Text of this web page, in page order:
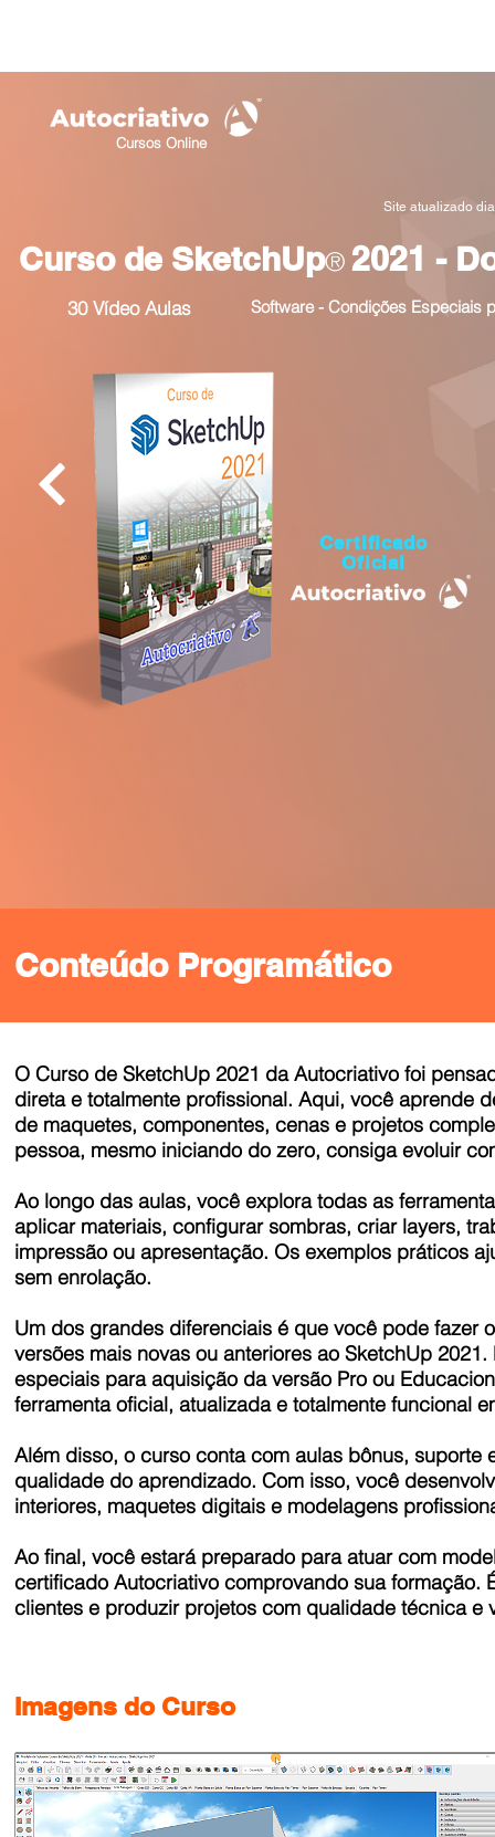
Cursos Online
Curso de SketchUp® 2021 -
30 Vídeo Aulas Software - Condições Especiais
Certificado
Oficial
Conteúdo Programático
O Curso de SketchUp 2021 da Autocriativo foi
direta e totalmente profissional. Aqui, você aprende
de maquetes, componentes, cenas e projetos
pessoa, mesmo iniciando do zero, consiga evoluir
Ao longo das aulas, você explora todas as
aplicar materiais, configurar sombras, criar layers,
impressão ou apresentação. Os exemplos práticos
sem enrolação.
Um dos grandes diferenciais é que você pode fazer
versões mais novas ou anteriores ao SketchUp
especiais para aquisição da versão Pro ou
ferramenta oficial, atualizada e totalmente funcional
Além disso, o curso conta com aulas bônus,
qualidade do aprendizado. Com isso, você
interiores, maquetes digitais e modelagens
Ao final, você estará preparado para atuar com
certificado Autocriativo comprovando sua
clientes e produzir projetos com qualidade técnica e
Imagens do Curso
Site atualizado